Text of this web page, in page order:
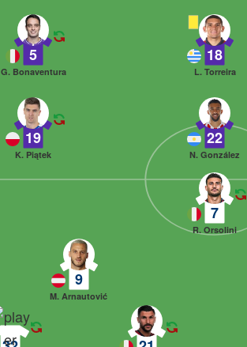
18
L. Torreira
5
G. Bonaventura
22
N. González
19
K. Piątek
9
M. Arnautović
7
R. Orsolini